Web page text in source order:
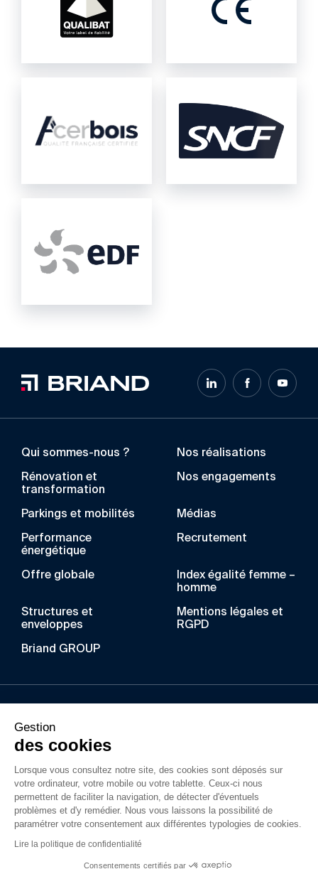
Au fil des années, BRIAND a acquis un savoir-faire
unique dans les métiers de la construction
bâtiment et du gros-œuvre. Ses filiales
interviennent dans la construction d’ouvrages
simples ou complexes en France pour tous types
de projets privé ou public.
Qui sommes-nous ? Nos réalisations
Rénovation et
transformation
Nos engagements
Parkings et mobilités Médias
Performance
énergétique
Recrutement
Offre globale
Index égalité femme –
homme
Structures et
enveloppes
Mentions légales et
RGPD
Briand GROUP
Gestion
des cookies
Lorsque vous consultez notre site, des cookies sont déposés sur
votre ordinateur, votre mobile ou votre tablette. Ceux-ci nous
permettent de faciliter la navigation, de détecter d'éventuels
problèmes et d'y remédier. Nous vous laissons la possibilité de
paramétrer votre consentement aux différentes typologies de cookies.
Lire la politique de confidentialité
Consentements certifiés par